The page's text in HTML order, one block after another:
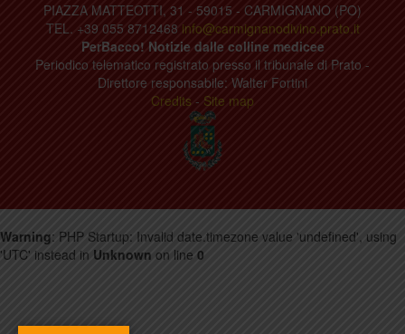
PIAZZA MATTEOTTI, 31 - 59015 - CARMIGNANO (PO)
TEL. +39 055 8712468 info@carmignanodivino.prato.it
PerBacco! Notizie dalle colline medicee
Periodico telematico registrato presso il tribunale di Prato -
Direttore responsabile: Walter Fortini
Credits - Site map
Warning: PHP Startup: Invalid date.timezone value 'undefined', using
'UTC' instead in Unknown on line 0